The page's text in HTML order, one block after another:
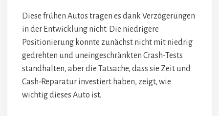
Diese frühen Autos tragen es dank Verzögerungen
in der Entwicklung nicht. Die niedrigere
Positionierung konnte zunächst nicht mit niedrig
gedrehten und uneingeschränkten Crash-Tests
standhalten, aber die Tatsache, dass sie Zeit und
Cash-Reparatur investiert haben, zeigt, wie
wichtig dieses Auto ist.